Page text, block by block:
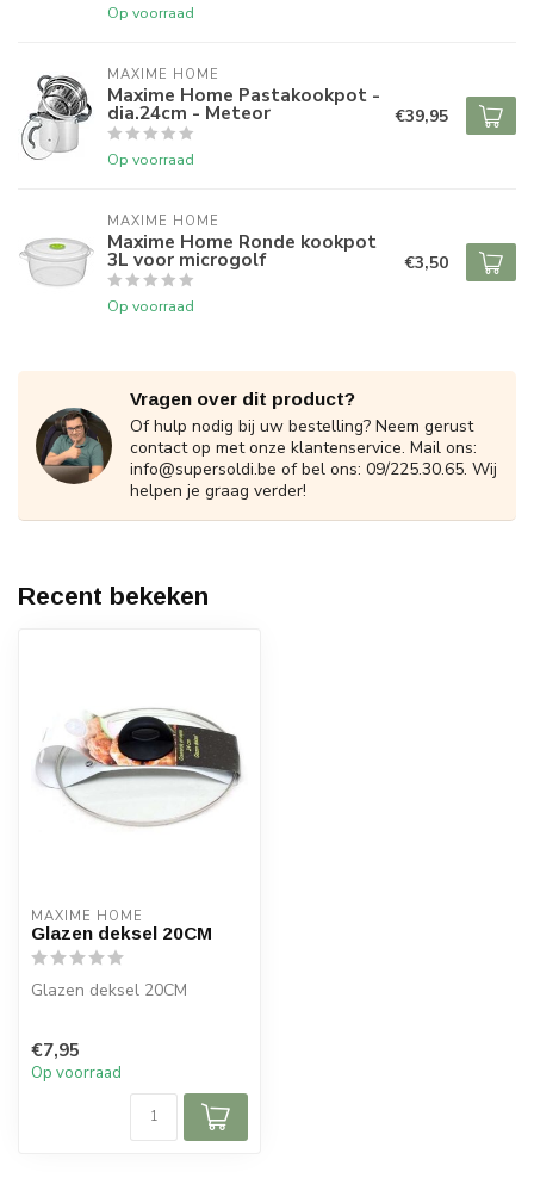
Op voorraad
MAXIME HOME
Maxime Home Pastakookpot -
dia.24cm - Meteor
Op voorraad
€39,95
MAXIME HOME
Maxime Home Ronde kookpot
3L voor microgolf
Op voorraad
€3,50
Vragen over dit product?
Of hulp nodig bij uw bestelling? Neem gerust
contact op met onze klantenservice. Mail ons:
info@supersoldi.be of bel ons: 09/225.30.65. Wij
helpen je graag verder!
Recent bekeken
MAXIME HOME
Glazen deksel 20CM
Glazen deksel 20CM
€7,95
Op voorraad